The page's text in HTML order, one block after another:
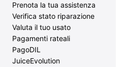
Prenota la tua assistenza
Verifica stato riparazione
Valuta il tuo usato
Pagamenti rateali
PagoDIL
JuiceEvolution